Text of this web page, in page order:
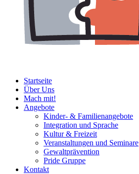
Startseite
Über Uns
Mach mit!
Angebote
Kinder- & Familienangebote
Integration und Sprache
Kultur & Freizeit
Veranstaltungen und Seminare
Gewaltprävention
Pride Gruppe
Kontakt